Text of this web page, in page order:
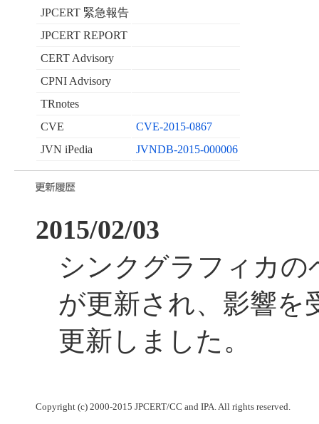
JPCERT 緊急報告
JPCERT REPORT
CERT Advisory
CPNI Advisory
TRnotes
CVE
CVE-2015-0867
JVN iPedia
JVNDB-2015-000006
2015/02/03
シンクグラフィカ
が更新され、影響を
更新しました。
Copyright (c) 2000-2015 JPCERT/CC and IPA. All rights reserved.